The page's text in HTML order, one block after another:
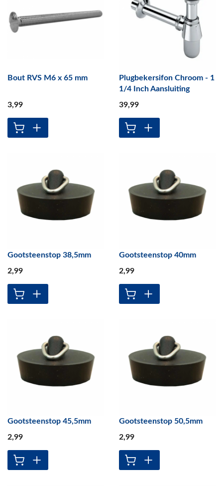
Bout RVS M6 x 65 mm
3,99
Plugbekersifon Chroom - 1
1/4 Inch Aansluiting
39,99
Gootsteenstop 38,5mm
2,99
Gootsteenstop 40mm
2,99
Gootsteenstop 45,5mm
2,99
Gootsteenstop 50,5mm
2,99